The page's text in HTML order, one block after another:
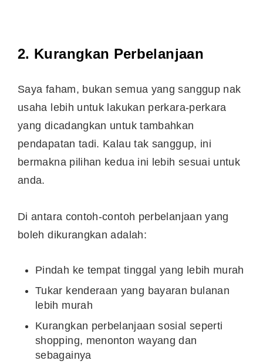
2. Kurangkan Perbelanjaan
Saya faham, bukan semua yang sanggup nak
usaha lebih untuk lakukan perkara-perkara
yang dicadangkan untuk tambahkan
pendapatan tadi. Kalau tak sanggup, ini
bermakna pilihan kedua ini lebih sesuai untuk
anda.
Di antara contoh-contoh perbelanjaan yang
boleh dikurangkan adalah:
Pindah ke tempat tinggal yang lebih murah
Tukar kenderaan yang bayaran bulanan
lebih murah
Kurangkan perbelanjaan sosial seperti
shopping, menonton wayang dan
sebagainya